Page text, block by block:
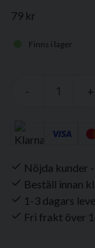
79 kr
Finns i lager
- +
Nöjda kunder
Beställ innan
1-3 dagars
Fri frakt över